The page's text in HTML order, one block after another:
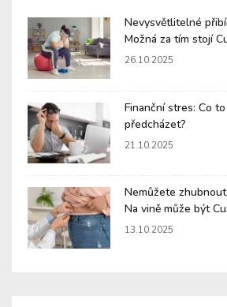
Nevysvětlitelné
Možná za tím stojí
26.10.2025
Finanční stres: Co
předcházet?
21.10.2025
Nemůžete
Na vině může být
13.10.2025